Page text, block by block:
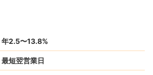
年2.5〜13.8%
最短翌営業日